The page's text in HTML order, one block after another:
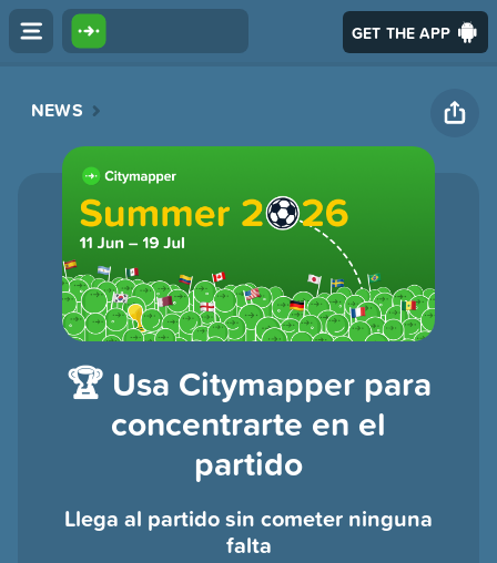
GET THE APP
NEWS
🏆 Usa Citymapper para
concentrarte en el
partido
Llega al partido sin cometer ninguna
falta